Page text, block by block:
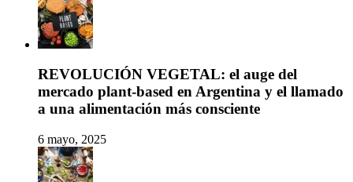
REVOLUCIÓN VEGETAL: el auge del
mercado plant-based en Argentina y el llamado
a una alimentación más consciente
6 mayo, 2025